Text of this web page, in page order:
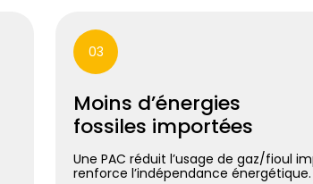
03
Moins d’énergies
fossiles importées
Une PAC réduit l’usage de gaz/fioul
renforce l’indépendance énergétique.